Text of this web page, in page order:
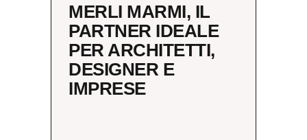
MERLI MARMI, IL
PARTNER IDEALE
PER ARCHITETTI,
DESIGNER E
IMPRESE